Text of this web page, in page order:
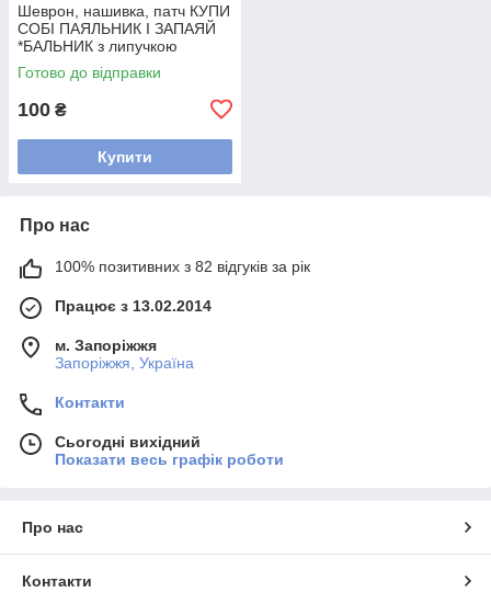
Шеврон, нашивка, патч КУПИ
СОБІ ПАЯЛЬНИК І ЗАПАЯЙ
*БАЛЬНИК з липучкою
Готово до відправки
100 ₴
Купити
Про нас
100% позитивних з 82 відгуків за рік
Працює з 13.02.2014
м. Запоріжжя
Запоріжжя, Україна
Контакти
Сьогодні вихідний
Показати весь графік роботи
Про нас
Контакти